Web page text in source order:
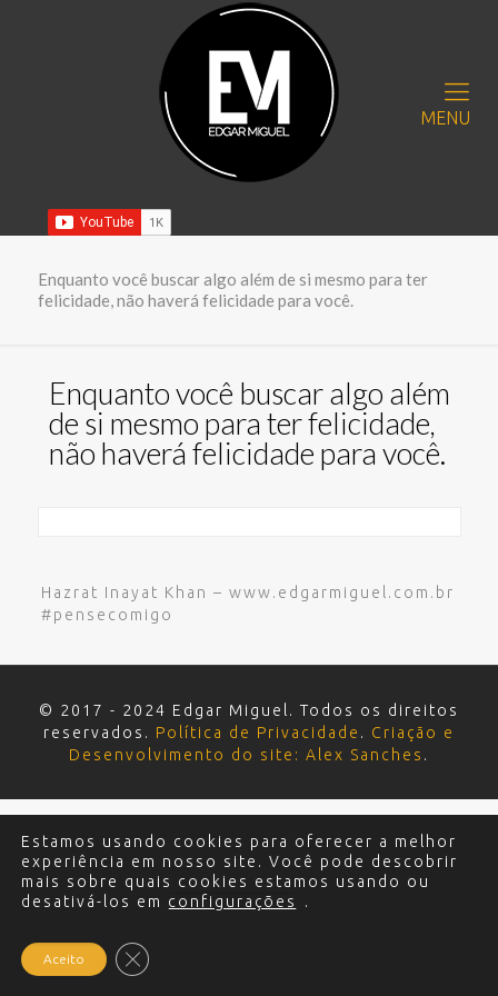
MENU
Enquanto você buscar algo além de si mesmo para ter
felicidade, não haverá felicidade para você.
Enquanto você buscar algo além
de si mesmo para ter felicidade,
não haverá felicidade para você.
Hazrat Inayat Khan – www.edgarmiguel.com.br
#pensecomigo
© 2017 - 2024 Edgar Miguel. Todos os direitos
reservados. Política de Privacidade . Criação e
Desenvolvimento do site: Alex Sanches .
Estamos usando cookies para oferecer a melhor
experiência em nosso site. Você pode descobrir
mais sobre quais cookies estamos usando ou
desativá-los em configurações .
Aceito Close GDPR Cookie Banner